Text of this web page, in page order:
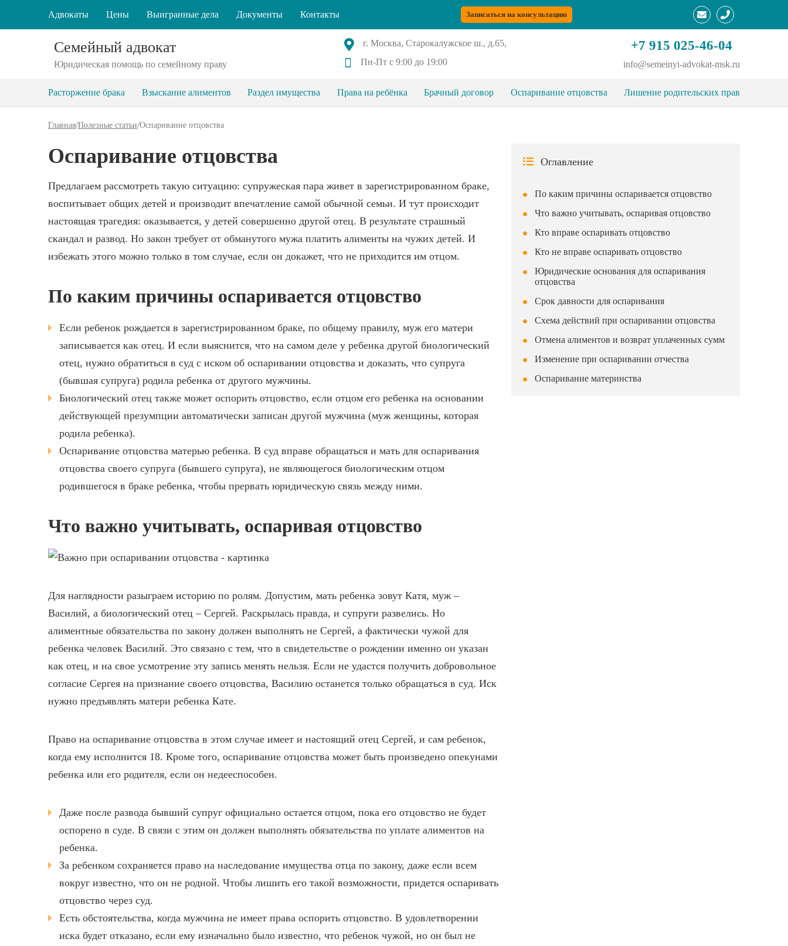
Адвокаты Цены Выигранные дела Документы Контакты Записаться на консультацию
Семейный адвокат
Юридическая помощь по семейному праву
г. Москва, Старокалужское ш., д.65,
Пн-Пт с 9:00 до 19:00
+7 915 025-46-04
info@semeinyi-advokat-msk.ru
Расторжение брака Взыскание алиментов Раздел имущества Права на ребёнка Брачный договор Оспаривание отцовства Лишение родительских прав
Главная/Полезные статьи/Оспаривание отцовства
Оспаривание отцовства
Предлагаем рассмотреть такую ситуацию: супружеская пара живет в зарегистрированном браке,
воспитывает общих детей и производит впечатление самой обычной семьи. И тут происходит
настоящая трагедия: оказывается, у детей совершенно другой отец. В результате страшный
скандал и развод. Но закон требует от обманутого мужа платить алименты на чужих детей. И
избежать этого можно только в том случае, если он докажет, что не приходится им отцом.
По каким причины оспаривается отцовство
Если ребенок рождается в зарегистрированном браке, по общему правилу, муж его матери
записывается как отец. И если выяснится, что на самом деле у ребенка другой биологический
отец, нужно обратиться в суд с иском об оспаривании отцовства и доказать, что супруга
(бывшая супруга) родила ребенка от другого мужчины.
Биологический отец также может оспорить отцовство, если отцом его ребенка на основании
действующей презумпции автоматически записан другой мужчина (муж женщины, которая
родила ребенка).
Оспаривание отцовства матерью ребенка. В суд вправе обращаться и мать для оспаривания
отцовства своего супруга (бывшего супруга), не являющегося биологическим отцом
родившегося в браке ребенка, чтобы прервать юридическую связь между ними.
Что важно учитывать, оспаривая отцовство
Для наглядности разыграем историю по ролям. Допустим, мать ребенка зовут Катя, муж –
Василий, а биологический отец – Сергей. Раскрылась правда, и супруги развелись. Но
алиментные обязательства по закону должен выполнять не Сергей, а фактически чужой для
ребенка человек Василий. Это связано с тем, что в свидетельстве о рождении именно он указан
как отец, и на свое усмотрение эту запись менять нельзя. Если не удастся получить добровольное
согласие Сергея на признание своего отцовства, Василию останется только обращаться в суд. Иск
нужно предъявлять матери ребенка Кате.
Право на оспаривание отцовства в этом случае имеет и настоящий отец Сергей, и сам ребенок,
когда ему исполнится 18. Кроме того, оспаривание отцовства может быть произведено опекунами
ребенка или его родителя, если он недееспособен.
Даже после развода бывший супруг официально остается отцом, пока его отцовство не будет
оспорено в суде. В связи с этим он должен выполнять обязательства по уплате алиментов на
ребенка.
За ребенком сохраняется право на наследование имущества отца по закону, даже если всем
вокруг известно, что он не родной. Чтобы лишить его такой возможности, придется оспаривать
отцовство через суд.
Есть обстоятельства, когда мужчина не имеет права оспорить отцовство. В удовлетворении
иска будет отказано, если ему изначально было известно, что ребенок чужой, но он был не
Оглавление
По каким причины оспаривается отцовство
Что важно учитывать, оспаривая отцовство
Кто вправе оспаривать отцовство
Кто не вправе оспаривать отцовство
Юридические основания для оспаривания
отцовства
Срок давности для оспаривания
Схема действий при оспаривании отцовства
Отмена алиментов и возврат уплаченных сумм
Изменение при оспаривании отчества
Оспаривание материнства